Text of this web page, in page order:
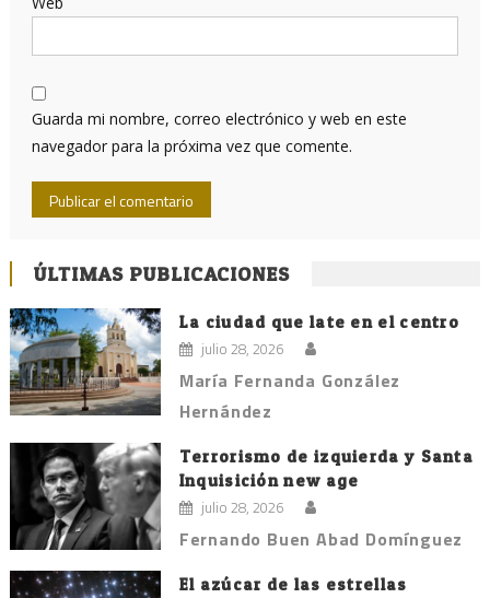
Guarda mi nombre, correo electrónico y web en este
navegador para la próxima vez que comente.
ÚLTIMAS PUBLICACIONES
La ciudad que late en el centro
julio 28, 2026
María Fernanda González
Hernández
Terrorismo de izquierda y Santa
Inquisición new age
julio 28, 2026
Fernando Buen Abad Domínguez
El azúcar de las estrellas